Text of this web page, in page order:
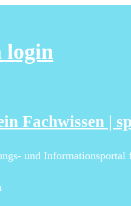
login
Fachwissen |
und